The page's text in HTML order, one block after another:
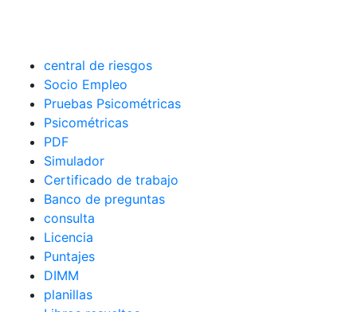
central de riesgos
Socio Empleo
Pruebas Psicométricas
Psicométricas
PDF
Simulador
Certificado de trabajo
Banco de preguntas
consulta
Licencia
Puntajes
DIMM
planillas